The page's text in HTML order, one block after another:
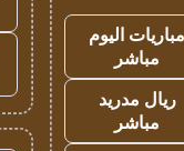
مباريات اليوم
مباشر
ريال مدريد
مباشر